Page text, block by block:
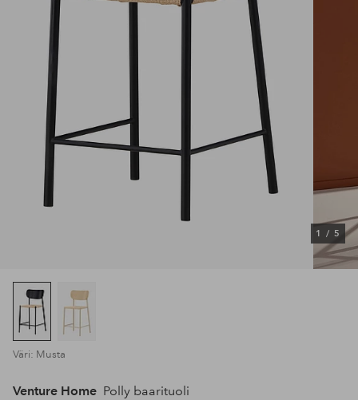
1 / 5
Väri: Musta
Venture Home Polly baarituoli